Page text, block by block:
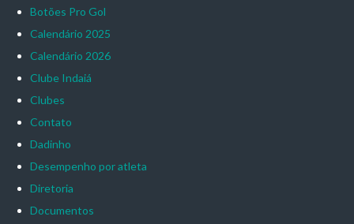
Botões Pro Gol
Calendário 2025
Calendário 2026
Clube Indaiá
Clubes
Contato
Dadinho
Desempenho por atleta
Diretoria
Documentos